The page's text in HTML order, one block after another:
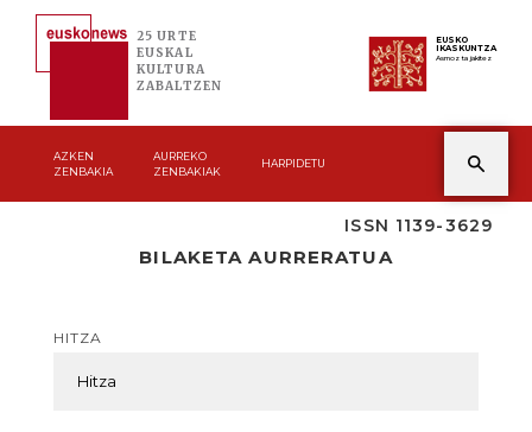
25 URTE
EUSKAL
KULTURA
ZABALTZEN
EUSKO
IKASKUNTZA
Asmoz ta jakitez
AZKEN
ZENBAKIA
AURREKO
ZENBAKIAK
HARPIDETU
ISSN 1139-3629
BILAKETA AURRERATUA
HITZA